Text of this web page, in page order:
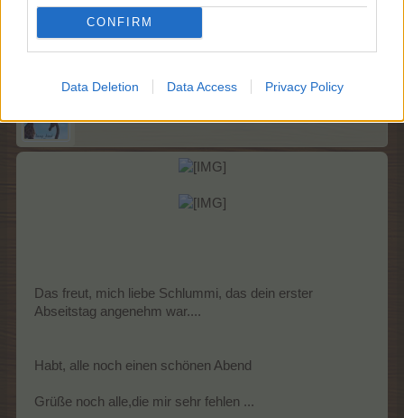
CONFIRM
Data Deletion Data Access Privacy Policy
cooley, Bela486und
Das freut, mich liebe Schlummi, das dein erster
Abseitstag angenehm war....
Habt, alle noch einen schönen Abend
Grüße noch alle,die mir sehr fehlen ...